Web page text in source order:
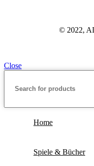
© 2022,
Close
Home
Spiele & Bücher